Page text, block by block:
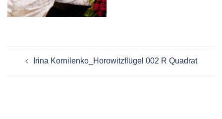
Irina Kornilenko_Horowitzflügel 002 R Quadrat